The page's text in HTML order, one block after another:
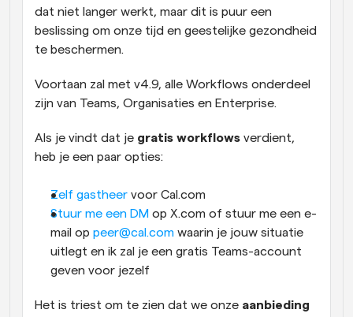
dat niet langer werkt, maar dit is puur een
beslissing om onze tijd en geestelijke gezondheid
te beschermen.
Voortaan zal met v4.9, alle Workflows onderdeel
zijn van Teams, Organisaties en Enterprise.
Als je vindt dat je gratis workflows verdient,
heb je een paar opties:
Zelf gastheer voor Cal.com
Stuur me een DM op X.com of stuur me een e-
mail op peer@cal.com waarin je jouw situatie
uitlegt en ik zal je een gratis Teams-account
geven voor jezelf
Het is triest om te zien dat we onze aanbieding